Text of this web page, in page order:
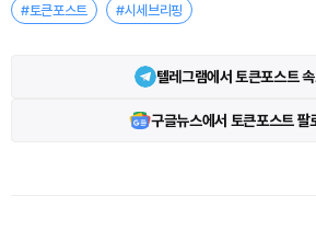
#토큰포스트 #시세브리핑
텔레그램에서 토큰포스트 속
구글뉴스에서 토큰포스트 팔